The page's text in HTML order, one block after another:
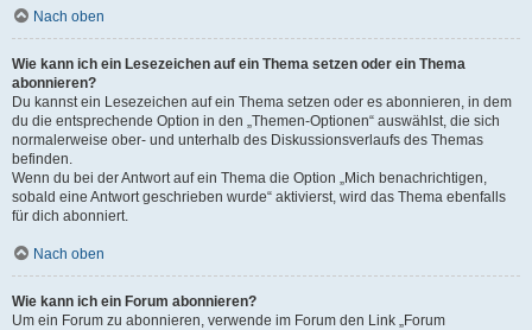
Nach oben
Wie kann ich ein Lesezeichen auf ein Thema setzen oder ein Thema
abonnieren?
Du kannst ein Lesezeichen auf ein Thema setzen oder es abonnieren, in dem
du die entsprechende Option in den „Themen-Optionen“ auswählst, die sich
normalerweise ober- und unterhalb des Diskussionsverlaufs des Themas
befinden.
Wenn du bei der Antwort auf ein Thema die Option „Mich benachrichtigen,
sobald eine Antwort geschrieben wurde“ aktivierst, wird das Thema ebenfalls
für dich abonniert.
Nach oben
Wie kann ich ein Forum abonnieren?
Um ein Forum zu abonnieren, verwende im Forum den Link „Forum